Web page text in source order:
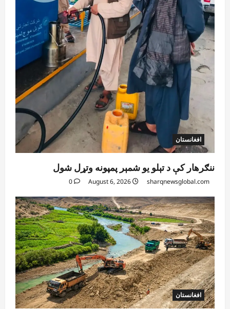
افغانستان
ننګرهار کې د تېلو یو شمېر پمپونه وتړل شول
sharqnewsglobal.com
0
افغانستان